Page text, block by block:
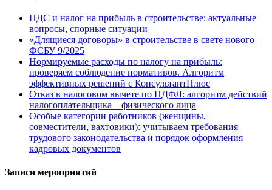
НДС и налог на прибыль в строительстве: актуальные
вопросы, спорные ситуации
«Длящиеся договоры» в строительстве в свете нового
ФСБУ 9/2025
Нормируемые расходы по налогу на прибыль:
проверяем соблюдение нормативов. Алгоритм
эффективных решений с КонсультантПлюс
Отказ в налоговом вычете по НДФЛ: алгоритм действий
налогоплательщика – физического лица
Особые категории работников (женщины,
совместители, вахтовики): учитываем требования
трудового законодательства и порядок оформления
кадровых документов
Записи мероприятий